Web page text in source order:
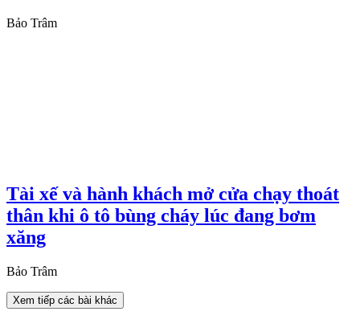
Bảo Trâm
Tài xế và hành khách mở cửa chạy thoát
thân khi ô tô bùng cháy lúc đang bơm
xăng
Bảo Trâm
Xem tiếp các bài khác